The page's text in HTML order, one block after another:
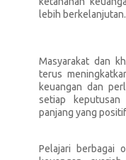
lebih berkelanjutan.
Masyarakat dan
terus
keuangan dan
setiap keputusan
panjang yang
Pelajari berbagai